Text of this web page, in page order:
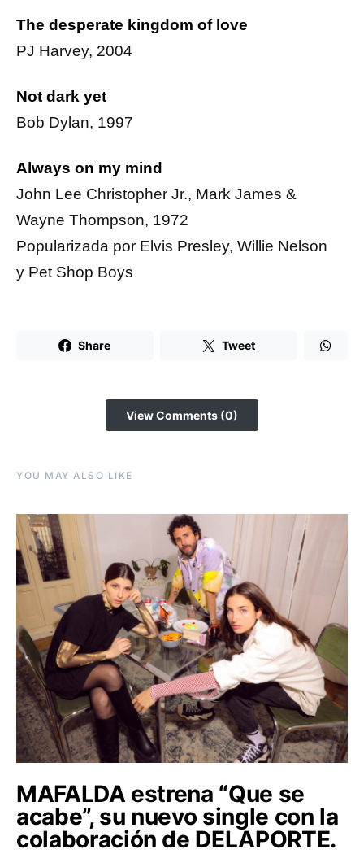
The desperate kingdom of love
PJ Harvey, 2004
Not dark yet
Bob Dylan, 1997
Always on my mind
John Lee Christopher Jr., Mark James &
Wayne Thompson, 1972
Popularizada por Elvis Presley, Willie Nelson
y Pet Shop Boys
Share Tweet
View Comments (0)
YOU MAY ALSO LIKE
MAFALDA estrena “Que se
acabe”, su nuevo single con la
colaboración de DELAPORTE.